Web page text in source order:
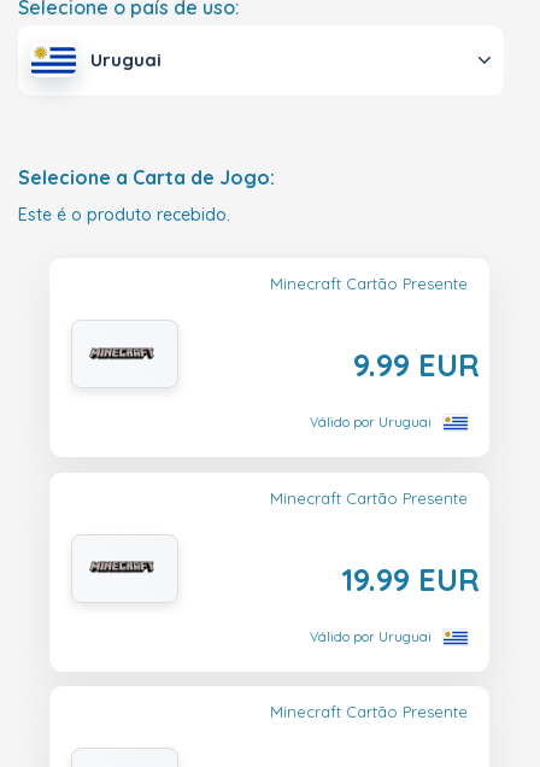
Selecione o país de uso:
Uruguai
Selecione a Carta de Jogo:
Este é o produto recebido.
Minecraft Cartão Presente
9.99 EUR
Válido por Uruguai
Minecraft Cartão Presente
19.99 EUR
Válido por Uruguai
Minecraft Cartão Presente